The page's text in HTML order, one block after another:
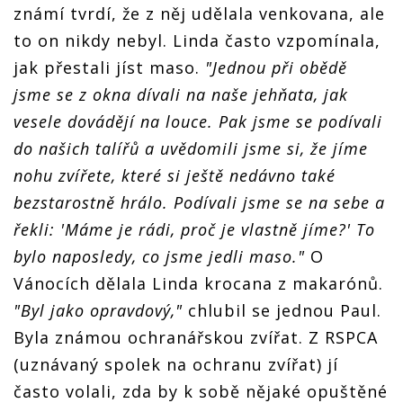
známí tvrdí, že z něj udělala venkovana, ale
to on nikdy nebyl. Linda často vzpomínala,
jak přestali jíst maso. "Jednou při obědě
jsme se z okna dívali na naše jehňata, jak
vesele dovádějí na louce. Pak jsme se podívali
do našich talířů a uvědomili jsme si, že jíme
nohu zvířete, které si ještě nedávno také
bezstarostně hrálo. Podívali jsme se na sebe a
řekli: 'Máme je rádi, proč je vlastně jíme?' To
bylo naposledy, co jsme jedli maso." O
Vánocích dělala Linda krocana z makarónů.
"Byl jako opravdový," chlubil se jednou Paul.
Byla známou ochranářskou zvířat. Z RSPCA
(uznávaný spolek na ochranu zvířat) jí
často volali, zda by k sobě nějaké opuštěné